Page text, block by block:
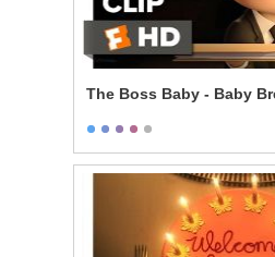
The Boss Baby - Baby